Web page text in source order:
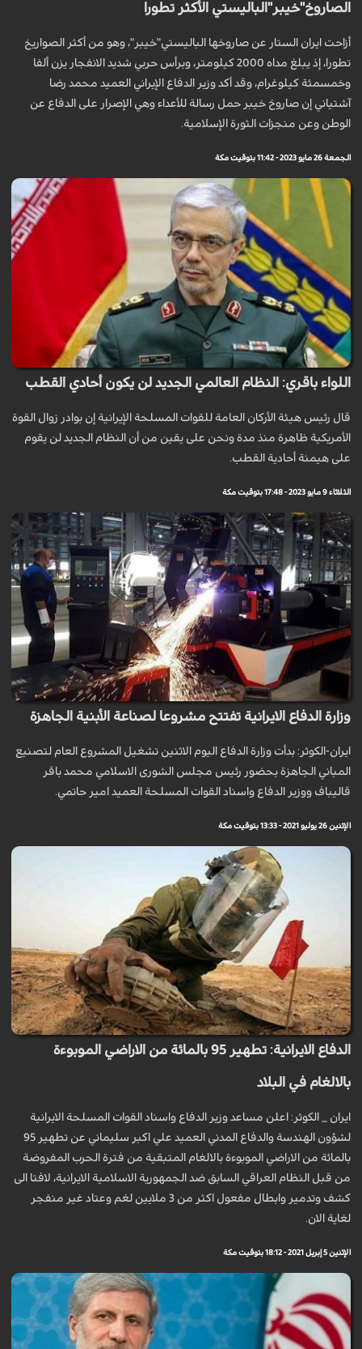
الصاروخ"خيبر"الباليستي الأكثر تطورا
أزاحت ايران الستار عن صاروخها الباليستي"خيبر"، وهو من أكثر الصواريخ
تطورا، إذ يبلغ مداه 2000 كيلومتر، وبرأس حربي شديد الانفجار يزن ألفا
وخمسمئة كيلوغرام، وقد أكد وزير الدفاع الإيراني العميد محمد رضا
آشتياني إن صاروخ خيبر حمل رسالة للأعداء وهي الإصرار على الدفاع عن
الوطن وعن منجزات الثورة الإسلامية.
الجمعة 26 مايو 2023 - 11:42 بتوقيت مكة
اللواء باقري: النظام العالمي الجديد لن يكون أحادي القطب
قال رئيس هيئة الأركان العامة للقوات المسلحة الإيرانية إن بوادر زوال القوة
الأمريكية ظاهرة منذ مدة ونحن على يقين من أن النظام الجديد لن يقوم
على هيمنة أحادية القطب.
الثلاثاء 9 مايو 2023 - 17:48 بتوقيت مكة
وزارة الدفاع الايرانية تفتتح مشروعا لصناعة الأبنية الجاهزة
ايران-الكوثر: بدأت وزارة الدفاع اليوم الاثنين تشغيل المشروع العام لتصنيع
المباني الجاهزة بحضور رئيس مجلس الشورى الاسلامي محمد باقر
قاليباف ووزير الدفاع واسناد القوات المسلحة العميد امير حاتمي.
الإثنين 26 يوليو 2021 - 13:33 بتوقيت مكة
الدفاع الايرانية: تطهير 95 بالمائة من الاراضي الموبوءة
بالالغام في البلاد
ايران _ الكوثر: اعلن مساعد وزير الدفاع واسناد القوات المسلحة الايرانية
لشؤون الهندسة والدفاع المدني العميد علي اكبر سليماني عن تطهير 95
بالمائة من الاراضي الموبوءة بالالغام المتبقية من فترة الحرب المفروضة
من قبل النظام العراقي السابق ضد الجمهورية الاسلامية الايرانية، لافتا الى
كشف وتدمير وابطال مفعول اكثر من 3 ملايين لغم وعتاد غير منفجر
لغاية الان.
الإثنين 5 إبريل 2021 - 18:12 بتوقيت مكة